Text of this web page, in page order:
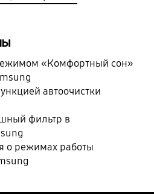
«Комфортный сон»
автоочистки
фильтр в
о режимах работы